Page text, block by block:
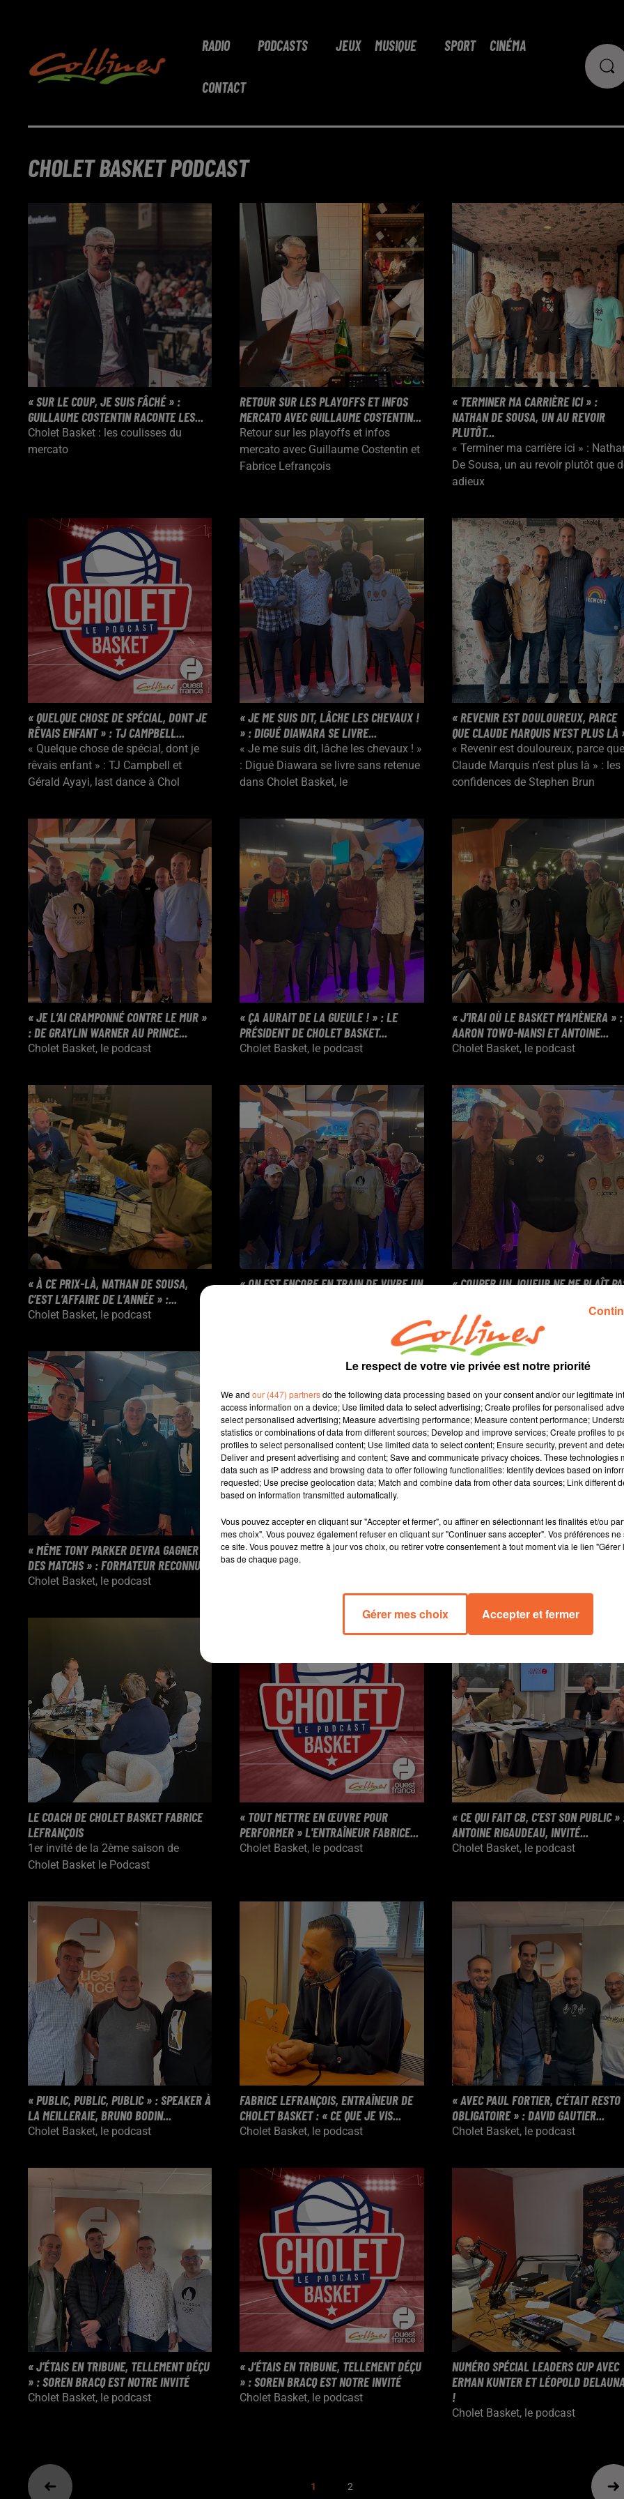
RADIO PODCASTS JEUX MUSIQUE SPORT CINÉMA
CONTACT
CHOLET BASKET PODCAST
« SUR LE COUP, JE SUIS FÂCHÉ » :
GUILLAUME COSTENTIN RACONTE LES...
Cholet Basket : les coulisses du
mercato
RETOUR SUR LES PLAYOFFS ET INFOS
MERCATO AVEC GUILLAUME COSTENTIN...
Retour sur les playoffs et infos
mercato avec Guillaume Costentin et
Fabrice Lefrançois
« TERMINER MA CARRIÈRE ICI » :
NATHAN DE SOUSA, UN AU REVOIR
PLUTÔT...
« Terminer ma carrière ici » :
De Sousa, un au revoir plutôt que
adieux
« QUELQUE CHOSE DE SPÉCIAL, DONT JE
RÊVAIS ENFANT » : TJ CAMPBELL...
« Quelque chose de spécial, dont je
rêvais enfant » : TJ Campbell et
Gérald Ayayi, last dance à Chol
« JE ME SUIS DIT, LÂCHE LES CHEVAUX !
» : DIGUÉ DIAWARA SE LIVRE...
« Je me suis dit, lâche les chevaux ! »
: Digué Diawara se livre sans retenue
dans Cholet Basket, le
« REVENIR EST DOULOUREUX, PARCE
QUE CLAUDE MARQUIS N’EST PLUS LÀ
« Revenir est douloureux, parce que
Claude Marquis n’est plus là » : les
confidences de Stephen Brun
« JE L’AI CRAMPONNÉ CONTRE LE MUR »
: DE GRAYLIN WARNER AU PRINCE...
Cholet Basket, le podcast
« ÇA AURAIT DE LA GUEULE ! » : LE
PRÉSIDENT DE CHOLET BASKET...
Cholet Basket, le podcast
« J’IRAI OÙ LE BASKET M’AMÈNERA » :
AARON TOWO-NANSI ET ANTOINE...
Cholet Basket, le podcast
« À CE PRIX-LÀ, NATHAN DE SOUSA,
C’EST L’AFFAIRE DE L’ANNÉE » :...
Cholet Basket, le podcast
« ON EST ENCORE EN TRAIN DE VIVRE UN
« COUPER UN JOUEUR NE ME PLAÎT
Cholet Basket, le podcast
« MÊME TONY PARKER DEVRA GAGNER
DES MATCHS » : FORMATEUR RECONNU,...
Cholet Basket, le podcast
« J’AI DIT À MON AGENT, NE PROPOSE
PAS MON NOM » : GÉRALD AYAYI,...
« TOUJOURS GRAPILLER UN PEU PLUS
LE COACH DE CHOLET BASKET FABRICE
LEFRANÇOIS
1er invité de la 2ème saison de
Cholet Basket le Podcast
« TOUT METTRE EN ŒUVRE POUR
PERFORMER » L'ENTRAÎNEUR FABRICE...
Cholet Basket, le podcast
« CE QUI FAIT CB, C’EST SON PUBLIC »
ANTOINE RIGAUDEAU, INVITÉ...
Cholet Basket, le podcast
« PUBLIC, PUBLIC, PUBLIC » : SPEAKER À
LA MEILLERAIE, BRUNO BODIN...
Cholet Basket, le podcast
FABRICE LEFRANÇOIS, ENTRAÎNEUR DE
CHOLET BASKET : « CE QUE JE VIS...
Cholet Basket, le podcast
« AVEC PAUL FORTIER, C’ÉTAIT RESTO
OBLIGATOIRE » : DAVID GAUTIER...
Cholet Basket, le podcast
« J’ÉTAIS EN TRIBUNE, TELLEMENT DÉÇU
» : SOREN BRACQ EST NOTRE INVITÉ
Cholet Basket, le podcast
« J’ÉTAIS EN TRIBUNE, TELLEMENT DÉÇU
» : SOREN BRACQ EST NOTRE INVITÉ
Cholet Basket, le podcast
NUMÉRO SPÉCIAL LEADERS CUP AVEC
ERMAN KUNTER ET LÉOPOLD
!
Cholet Basket, le podcast
1 2
Le respect de votre vie privée est notre priorité
We and our (447) partnersdo the following data processing based on your consent and/or our legitimate
access information on a device; Use limited data to select advertising; Create profiles for personalised
select personalised advertising; Measure advertising performance; Measure content performance;
statistics or combinations of data from different sources; Develop and improve services; Create profiles to
profiles to select personalised content; Use limited data to select content; Ensure security, prevent and
Deliver and present advertising and content; Save and communicate privacy choices. These technologies
data such as IP address and browsing data to offer following functionalities: Identify devices based on
requested; Use precise geolocation data; Match and combine data from other data sources; Link different
based on information transmitted automatically.
Vous pouvez accepter en cliquant sur "Accepter et fermer", ou affiner en sélectionnant les finalités et/ou
mes choix". Vous pouvez également refuser en cliquant sur "Continuer sans accepter". Vos préférences
ce site. Vous pouvez mettre à jour vos choix, ou retirer votre consentement à tout moment via le lien
bas de chaque page.
Gérer mes choix Accepter et fermer